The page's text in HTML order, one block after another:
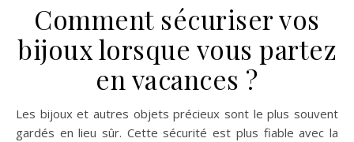
Comment sécuriser vos
bijoux lorsque vous partez
en vacances ?
Les bijoux et autres objets précieux sont le plus souvent
gardés en lieu sûr. Cette sécurité est plus fiable avec la